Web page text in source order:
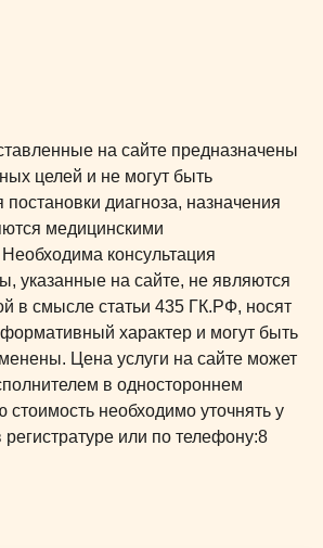
на сайте предназначены
целей и не могут быть
диагноза, назначения
медицинскими
консультация
указанные на сайте, не являются
в смысле статьи 435 ГК.РФ, носят
характер и могут быть
Цена услуги на сайте может
в одностороннем
стоимость необходимо уточнять у
или по телефону:8